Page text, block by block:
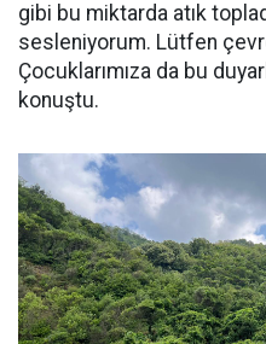
gibi bu miktarda atık
sesleniyorum. Lütfen
Çocuklarımıza da bu
konuştu.